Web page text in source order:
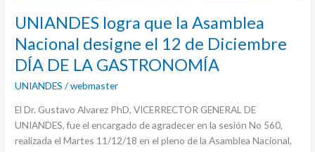
UNIANDES logra que la Asamblea
Nacional designe el 12 de Diciembre
DÍA DE LA GASTRONOMÍA
UNIANDES /webmaster
El Dr. Gustavo Alvarez PhD, VICERRECTOR GENERAL DE
UNIANDES, fue el encargado de agradecer en la sesión No 560,
realizada el Martes 11/12/18 en el pleno de la Asamblea Nacional,
Diciembre
DE
LA
GASTRONOMÍA